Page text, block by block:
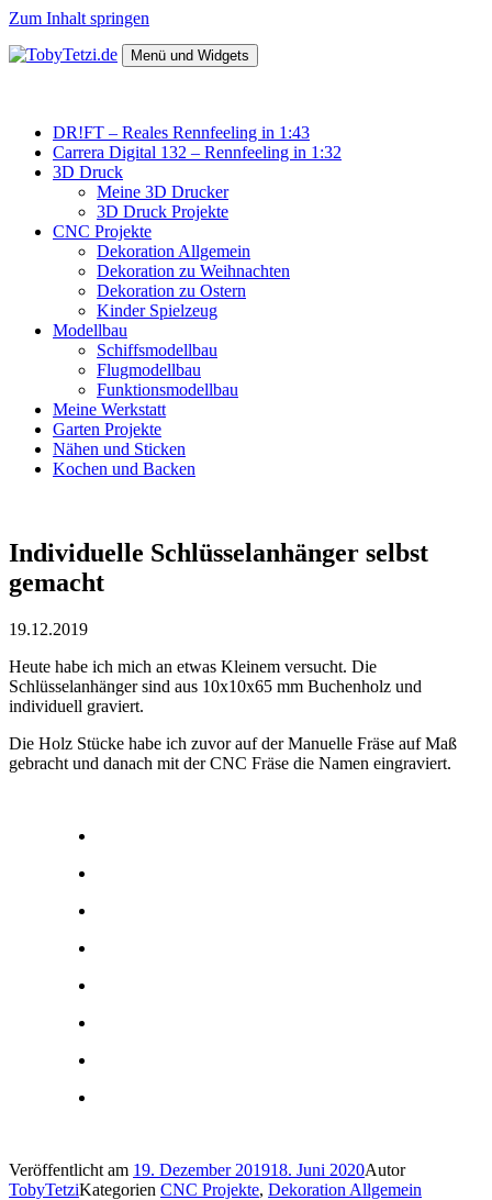
Zum Inhalt springen
Menü und Widgets
DR!FT – Reales Rennfeeling in 1:43
Carrera Digital 132 – Rennfeeling in 1:32
3D Druck
Meine 3D Drucker
3D Druck Projekte
CNC Projekte
Dekoration Allgemein
Dekoration zu Weihnachten
Dekoration zu Ostern
Kinder Spielzeug
Modellbau
Schiffsmodellbau
Flugmodellbau
Funktionsmodellbau
Meine Werkstatt
Garten Projekte
Nähen und Sticken
Kochen und Backen
Individuelle Schlüsselanhänger selbst
gemacht
19.12.2019
Heute habe ich mich an etwas Kleinem versucht. Die
Schlüsselanhänger sind aus 10x10x65 mm Buchenholz und
individuell graviert.
Die Holz Stücke habe ich zuvor auf der Manuelle Fräse auf Maß
gebracht und danach mit der CNC Fräse die Namen eingraviert.
Veröffentlicht am 19. Dezember 201918. Juni 2020Autor
TobyTetziKategorien CNC Projekte, Dekoration Allgemein